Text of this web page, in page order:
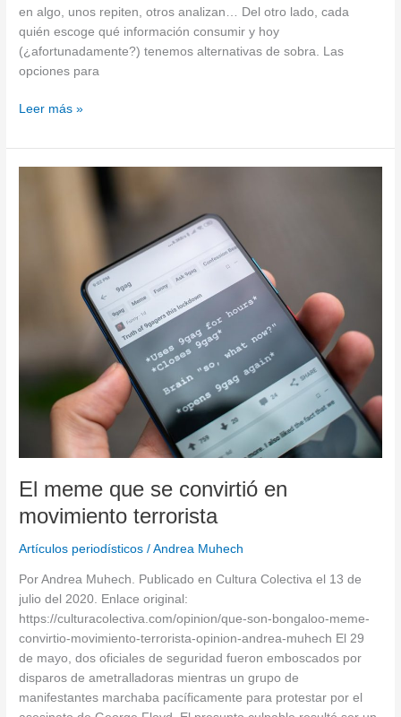
en algo, unos repiten, otros analizan… Del otro lado, cada
quién escoge qué información consumir y hoy
(¿afortunadamente?) tenemos alternativas de sobra. Las
opciones para
Leer más »
El meme que se convirtió en
movimiento terrorista
Artículos periodísticos /Andrea Muhech
Por Andrea Muhech. Publicado en Cultura Colectiva el 13 de
julio del 2020. Enlace original:
https://culturacolectiva.com/opinion/que-son-bongaloo-meme-
convirtio-movimiento-terrorista-opinion-andrea-muhech El 29
de mayo, dos oficiales de seguridad fueron emboscados por
disparos de ametralladoras mientras un grupo de
manifestantes marchaba pacíficamente para protestar por el
movimiento